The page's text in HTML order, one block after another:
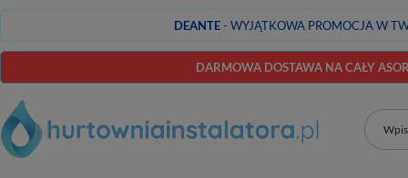
DEANTE- WYJĄTKOWA PROMOCJA W
DARMOWA DOSTAWA NA CAŁY